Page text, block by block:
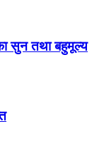
सुन तथा बहुमूल्य